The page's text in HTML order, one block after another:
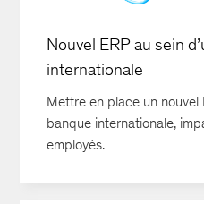
Nouvel ERP au sein
internationale
Mettre en place un nouvel
banque internationale,
employés.